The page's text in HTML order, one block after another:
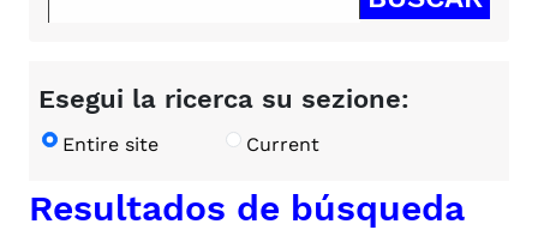
Esegui la ricerca su sezione:
Entire site Current
Resultados de búsqueda